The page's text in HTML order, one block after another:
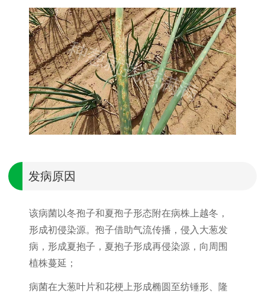
发病原因
该病菌以冬孢子和夏孢子形态附在病株上越冬，
形成初侵染源。孢子借助气流传播，侵入大葱发
病，形成夏抱子，夏抱子形成再侵染源，向周围
植株蔓延；
病菌在大葱叶片和花梗上形成椭圆至纺锤形、隆